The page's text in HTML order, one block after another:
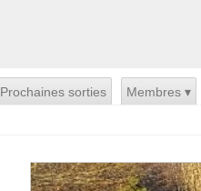
Prochaines sorties Membres ▾